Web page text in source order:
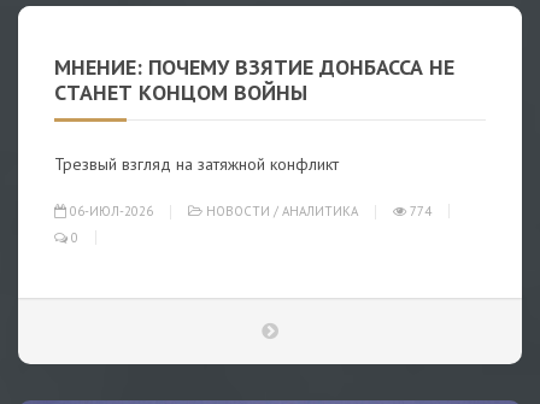
МНЕНИЕ: ПОЧЕМУ ВЗЯТИЕ ДОНБАССА НЕ
СТАНЕТ КОНЦОМ ВОЙНЫ
Трезвый взгляд на затяжной конфликт
06-ИЮЛ-2026 НОВОСТИ / АНАЛИТИКА
774
0